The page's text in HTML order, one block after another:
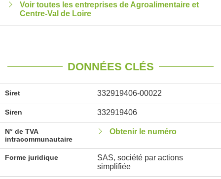
Voir toutes les entreprises de Agroalimentaire et
Centre-Val de Loire
DONNÉES CLÉS
Siret 332919406-00022
Siren 332919406
N° de TVA
intracommunautaire
Obtenir le numéro
Forme juridique
SAS, société par actions
simplifiée